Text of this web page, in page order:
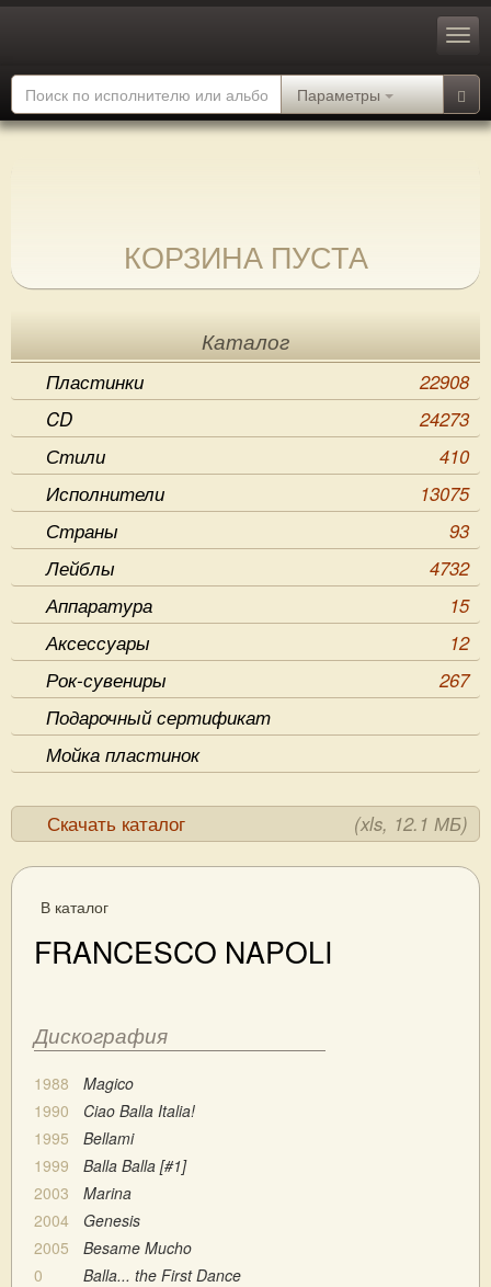
Параметры
КОРЗИНА ПУСТА
Каталог
Пластинки
22908
CD
24273
Стили
410
Исполнители
13075
Страны
93
Лейблы
4732
Аппаратура
15
Аксессуары
12
Рок-сувениры
267
Подарочный сертификат
Мойка пластинок
Скачать каталог (xls, 12.1 МБ)
В каталог
FRANCESCO NAPOLI
Дискография
1988
Magico
1990
Ciao Balla Italia!
1995
Bellami
1999
Balla Balla [#1]
2003
Marina
2004
Genesis
2005
Besame Mucho
0
Balla... the First Dance